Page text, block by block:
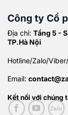
Công ty Cổ
Địa chỉ: Tầng 5 -
TP.Hà Nội
Hotline/Zalo/
Email:
Kết nối với chúng